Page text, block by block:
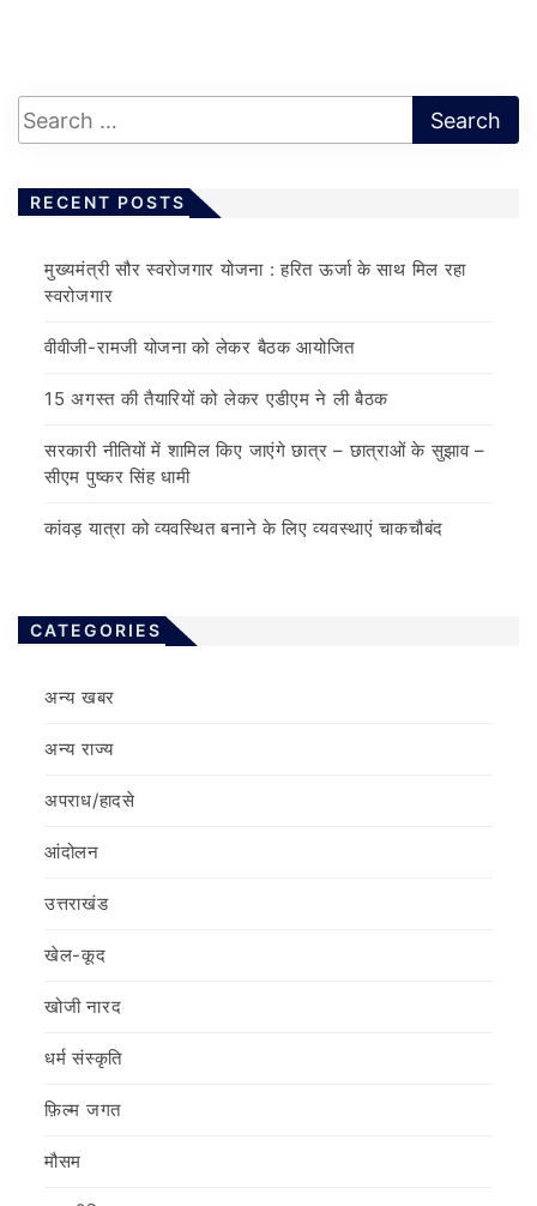
RECENT POSTS
मुख्यमंत्री सौर स्वरोजगार योजना : हरित ऊर्जा के साथ मिल रहा
स्वरोजगार
वीवीजी-रामजी योजना को लेकर बैठक आयोजित
15 अगस्त की तैयारियों को लेकर एडीएम ने ली बैठक
सरकारी नीतियों में शामिल किए जाएंगे छात्र – छात्राओं के सुझाव –
सीएम पुष्कर सिंह धामी
कांवड़ यात्रा को व्यवस्थित बनाने के लिए व्यवस्थाएं चाकचौबंद
CATEGORIES
अन्य खबर
अन्य राज्य
अपराध/हादसे
आंदोलन
उत्तराखंड
खेल-कूद
खोजी नारद
धर्म संस्कृति
फ़िल्‍म जगत
मौसम